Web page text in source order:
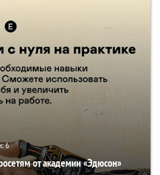
6
от академии «Эдюсон»